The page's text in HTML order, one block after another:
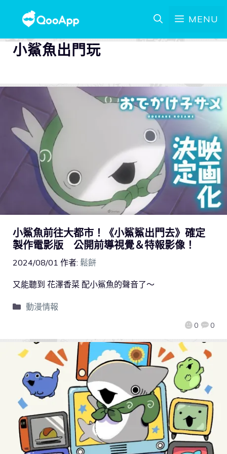
MENU
小鯊魚出門玩
小鯊魚前往大都市！《小鯊鯊出門去》確定
製作電影版 公開前導視覺＆特報影像！
2024/08/01 作者: 鬆餅
0 0
又能聽到 花澤香菜 配小鯊魚的聲音了～
動漫情報